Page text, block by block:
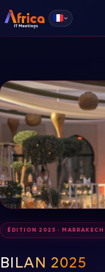
DEVENIR INVITÉ
DEVENIR PARTENAIRE
ÉDITION 2025 · MARRAKECH
BILAN 2025